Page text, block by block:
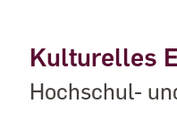
Kulturelles
Hochschul-